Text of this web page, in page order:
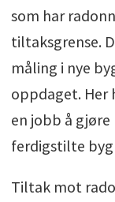
som har
tiltaksgrense.
måling i nye
oppdaget. Her
en jobb å
ferdigstilte
Tiltak mot